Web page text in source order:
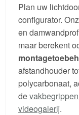
Plan uw
configurator.
en
maar berekent
afstandhouder
polycarbonaat,
de
videogalerij.